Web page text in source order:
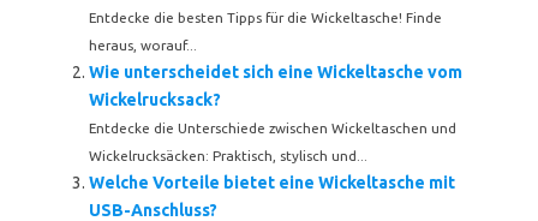
Entdecke die besten Tipps für die Wickeltasche! Finde
heraus, worauf...
Wie unterscheidet sich eine Wickeltasche vom
Wickelrucksack?
Entdecke die Unterschiede zwischen Wickeltaschen und
Wickelrucksäcken: Praktisch, stylisch und...
Welche Vorteile bietet eine Wickeltasche mit
USB-Anschluss?